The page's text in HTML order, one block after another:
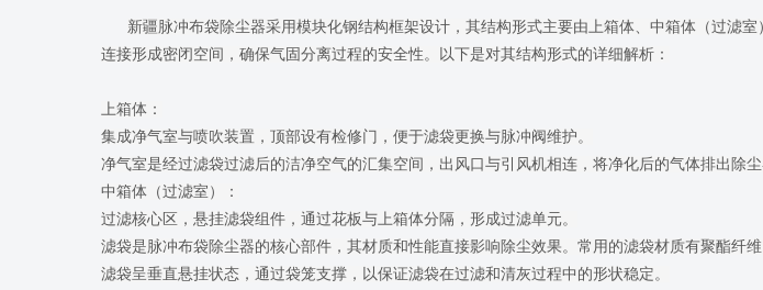
新疆脉冲布袋除尘器采用模块化钢结构框架设计，其结构形式主要由上箱体、中箱体（过滤
连接形成密闭空间，确保气固分离过程的安全性。以下是对其结构形式的详细解析：
上箱体：
集成净气室与喷吹装置，顶部设有检修门，便于滤袋更换与脉冲阀维护。
净气室是经过滤袋过滤后的洁净空气的汇集空间，出风口与引风机相连，将净化后的气体排出除尘
中箱体（过滤室）：
过滤核心区，悬挂滤袋组件，通过花板与上箱体分隔，形成过滤单元。
滤袋是脉冲布袋除尘器的核心部件，其材质和性能直接影响除尘效果。常用的滤袋材质有聚酯纤
滤袋呈垂直悬挂状态，通过袋笼支撑，以保证滤袋在过滤和清灰过程中的形状稳定。